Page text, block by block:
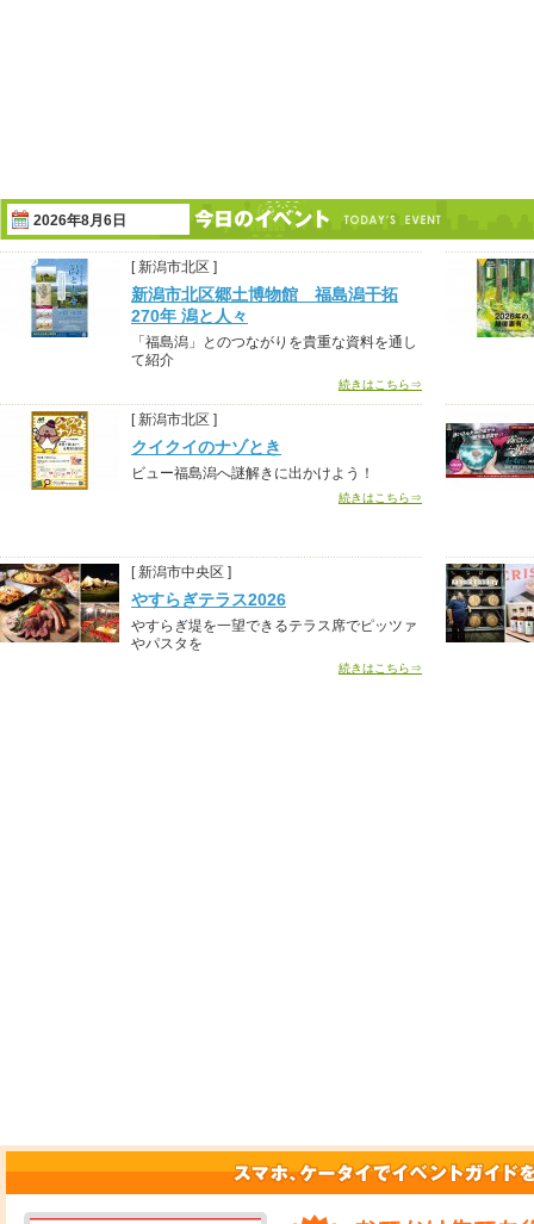
2026年8月6日
[ 新潟市北区 ]
新潟市北区郷土博物館 福島潟干拓
270年 潟と人々
「福島潟」とのつながりを貴重な資料を通し
て紹介
続きはこちら⇒
[ 新潟市北区 ]
クイクイのナゾとき
ビュー福島潟へ謎解きに出かけよう！
続きはこちら⇒
[ 新潟市中央区 ]
やすらぎテラス2026
やすらぎ堤を一望できるテラス席でピッツァ
やパスタを
続きはこちら⇒